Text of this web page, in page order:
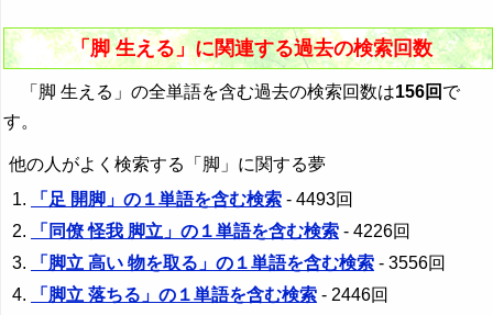
「脚 生える」に関連する過去の検索回数
「脚 生える」の全単語を含む過去の検索回数は156回 で
す。
他の人がよく検索する「脚」に関する夢
「足 開脚」の１単語を含む検索 - 4493回
「同僚 怪我 脚立」の１単語を含む検索 - 4226回
「脚立 高い 物を取る」の１単語を含む検索 - 3556回
「脚立 落ちる」の１単語を含む検索 - 2446回